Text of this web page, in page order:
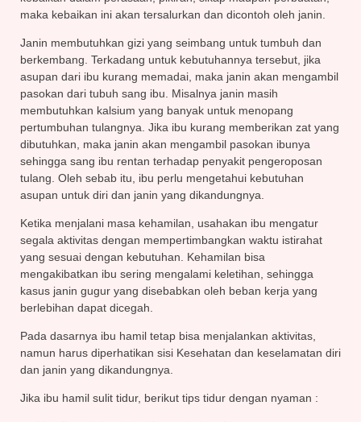
maka kebaikan ini akan tersalurkan dan dicontoh oleh janin.
Janin membutuhkan gizi yang seimbang untuk tumbuh dan
berkembang. Terkadang untuk kebutuhannya tersebut, jika
asupan dari ibu kurang memadai, maka janin akan mengambil
pasokan dari tubuh sang ibu. Misalnya janin masih
membutuhkan kalsium yang banyak untuk menopang
pertumbuhan tulangnya. Jika ibu kurang memberikan zat yang
dibutuhkan, maka janin akan mengambil pasokan ibunya
sehingga sang ibu rentan terhadap penyakit pengeroposan
tulang. Oleh sebab itu, ibu perlu mengetahui kebutuhan
asupan untuk diri dan janin yang dikandungnya.
Ketika menjalani masa kehamilan, usahakan ibu mengatur
segala aktivitas dengan mempertimbangkan waktu istirahat
yang sesuai dengan kebutuhan. Kehamilan bisa
mengakibatkan ibu sering mengalami keletihan, sehingga
kasus janin gugur yang disebabkan oleh beban kerja yang
berlebihan dapat dicegah.
Pada dasarnya ibu hamil tetap bisa menjalankan aktivitas,
namun harus diperhatikan sisi Kesehatan dan keselamatan diri
dan janin yang dikandungnya.
Jika ibu hamil sulit tidur, berikut tips tidur dengan nyaman :